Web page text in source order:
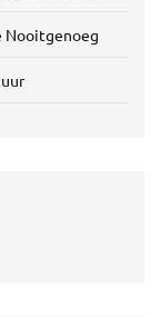
Nooitgenoeg